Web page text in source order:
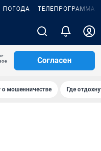
ПОГОДА ТЕЛЕПРОГРАММА
Согласен
мошенничестве Где